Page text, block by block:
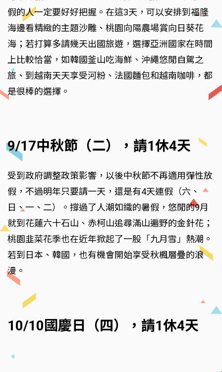
假的人一定要好好把握。在這3天，可以安排到福隆
海邊看精緻的主題沙雕、桃園向陽農場賞向日葵花
海；若打算多請幾天出國旅遊，選擇亞洲國家在時間
上比較恰當，如韓國釜山吃海鮮、沖繩悠閒自駕之
旅、到越南天天享受河粉、法國麵包和越南咖啡，都
是很棒的選擇。
9/17中秋節（二），請1休4天
受到政府調整政策影響，以後中秋節不再適用彈性放
假，不過明年只要請一天，還是有4天連假（六、
日、一、二）。撐過了人潮如織的暑假，悠閒的9月
就到花蓮六十石山、赤柯山追尋滿山遍野的金針花；
桃園韭菜花季也在近年掀起了一股「九月雪」熱潮。
若到日本、韓國，也有機會開始享受秋楓層疊的浪
漫。
10/10國慶日（四），請1休4天